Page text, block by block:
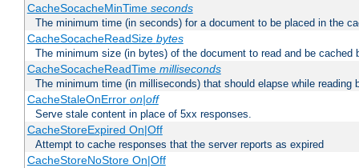
CacheSocacheMinTime seconds
The minimum time (in seconds) for a document to be placed in the
CacheSocacheReadSize bytes
The minimum size (in bytes) of the document to read and be cached
CacheSocacheReadTime milliseconds
The minimum time (in milliseconds) that should elapse while reading
CacheStaleOnError on|off
Serve stale content in place of 5xx responses.
CacheStoreExpired On|Off
Attempt to cache responses that the server reports as expired
CacheStoreNoStore On|Off